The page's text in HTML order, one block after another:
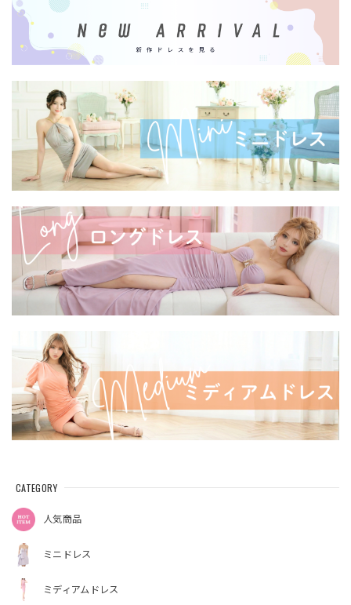
CATEGORY
人気商品
ミニドレス
ミディアムドレス